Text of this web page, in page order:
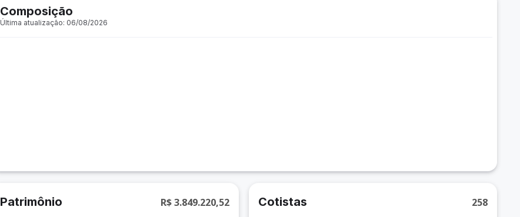
Composição
Última atualização: 06/08/2026
Patrimônio R$ 3.849.220,52 Cotistas 258